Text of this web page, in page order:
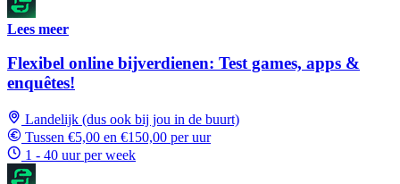
Lees meer
Flexibel online bijverdienen: Test games, apps &
enquêtes!
Landelijk (dus ook bij jou in de buurt)
Tussen €5,00 en €150,00 per uur
1 - 40 uur per week